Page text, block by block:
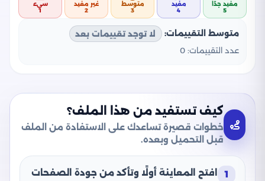
مفيد جدًا
5
مفيد
4
متوسط
3
غير مفيد
2
سيء
1
متوسط التقييمات:
لا توجد تقييمات بعد
عدد التقييمات: 0
كيف تستفيد من هذا الملف؟
خطوات قصيرة تساعدك على الاستفادة من الملف
قبل التحميل وبعده.
1
افتح المعاينة أولًا وتأكد من جودة الصفحات